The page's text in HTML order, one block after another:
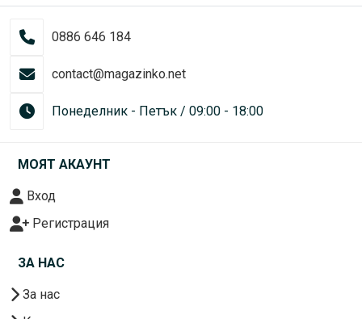
0886 646 184
contact@magazinko.net
Понеделник - Петък / 09:00 - 18:00
МОЯТ АКАУНТ
Вход
Регистрация
ЗА НАС
За нас